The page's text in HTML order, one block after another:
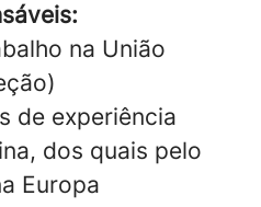
na União
de experiência
dos quais pelo
Europa